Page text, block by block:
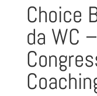
Choice
da WC